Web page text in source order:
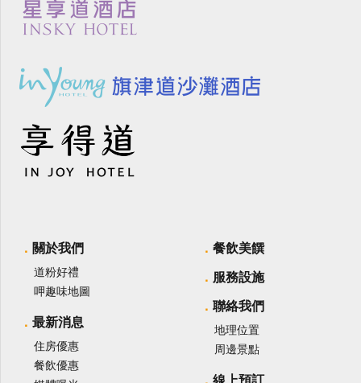
關於我們
道粉好禮
呷趣味地圖
最新消息
住房優惠
餐飲優惠
餐飲美饌
服務設施
聯絡我們
地理位置
周邊景點